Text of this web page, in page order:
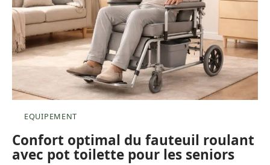
EQUIPEMENT
Confort optimal du fauteuil roulant
avec pot toilette pour les seniors